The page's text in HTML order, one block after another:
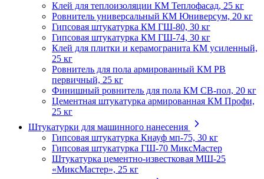
Клей для теплоизоляции КМ Теплофасад, 25 кг
Ровнитель универсальный КМ Юниверсум, 20 кг
Гипсовая штукатурка КМ ГШ-80, 30 кг
Гипсовая штукатурка КМ ГШ-74, 30 кг
Клей для плитки и керамогранита КМ усиленный,
25 кг
Ровнитель для пола армированный КМ РВ
первичный, 25 кг
Финишный ровнитель для пола КМ СВ-пол, 20 кг
Цементная штукатурка армированная КМ Профи,
25 кг
Штукатурки для машинного нанесения
Гипсовая штукатурка Кнауф мп-75, 30 кг
Гипсовая штукатурка ГШ-70 МиксМастер
Штукатурка цементно-известковая МШ-25
«МиксМастер», 25 кг